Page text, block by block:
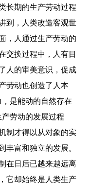
长期的生产劳动过程
到，人类改造客观世
，人通过生产劳动的
交换过程中，人有目
人的审美意识，促成
劳动也创造了人本
是能动的自然存在
劳动的发展过程
制才得以从对象的实
丰富和独立的发展。
在日后已越来越远离
它却始终是人类生产